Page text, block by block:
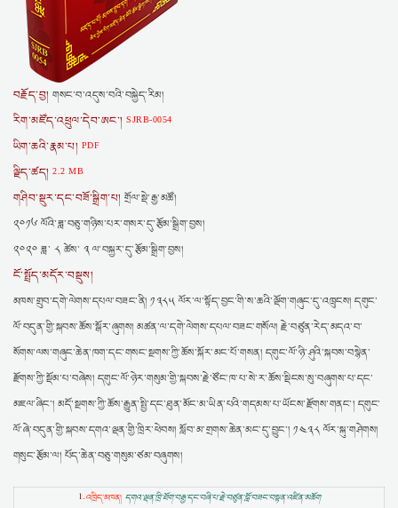
བརྗོད་བྱ།གསང་བ་འདུས་བའི་བསྐྱེད་རིམ།
རིག་མཛོད་འཕྲུལ་དེབ་ཨང་།SJRB-0054
ཡིག་ཆའི་རྣམ་པ། PDF
ལྗིད་ཚད།2.2 MB
གཤིབ་སྡུར་དང་བཟོ་སྒྲིག་པ།གྲོལ་སྡེ་རྒྱ་མཚོ།
༢༠༡༦ ལོའི་ཟླ་བཅུ་གཉིས་པར་གསར་དུ་རྩོམ་སྒྲིག་བྱས།
༢༠༢༠ ཟླ་ ༨ ཚེས་ ༣ ལ་བསྐྱར་དུ་རྩོམ་སྒྲིག་བྱས།
ངོ་སྤྲོད་མདོར་བསྡུས།
མཁས་གྲུབ་དགེ་ལེགས་དཔལ་བཟང་ནི། ༡༣༨༥ ལོར་ལ་སྟོད་བྱང་གི་ས་ཆའི་ལྡོག་གཞུང་དུ་འཁྲུངས། དགུང་
ལོ་བདུན་གྱི་སྐབས་ཆོས་སྒོར་ཞུགས། མཚན་ལ་དགེ་ལེགས་དཔལ་བཟང་གསོལ། རྗེ་བཙུན་རེད་མདའ་བ་
སོགས་ལས་གཞུང་ཆེན་ཁག་དང་གསང་སྔགས་ཀྱི་ཆོས་སྐོར་མང་པོ་གསན། དགུང་ལོ་ཉི་ཤུའི་སྐབས་བསྙེན་
རྫོགས་ཀྱི་སྡོམ་པ་བཞེས། དགུང་ལོ་ཉེར་གསུམ་གྱི་སྐབས་རྗེ་ཙོང་ཁ་པ་སེ་ར་ཆོས་སྡིངས་སུ་བཞུགས་པ་དང་
མཇལ་ཞིང་། མདོ་སྔགས་ཀྱི་ཆོས་རྒྱུན་སྤྱི་དང་ཐུན་མོང་མ་ཡིན་པའི་གདམས་པ་ཡོངས་རྫོགས་གནང་། དགུང་
ལོ་ཞེ་བདུན་གྱི་སྐབས་དགའ་ལྡན་གྱི་ཁྲིར་ཕེབས། སློབ་མ་གྲགས་ཆེན་མང་དུ་བྱུང་། ༡༤༣༨ ལོར་སྐུ་གཤེགས།
གསུང་རྩོམ་ལ། པོད་ཆེན་བཅུ་གསུམ་ཙམ་བཞུགས།
1.འཁྲིད་མཁན། དགའ་ལྡན་ཁྲི་ཐོག་བརྒྱ་དང་བཞི་པ་རྗེ་བཙུན་བློ་བཟང་བསྟན་འཛིན་མཆོག